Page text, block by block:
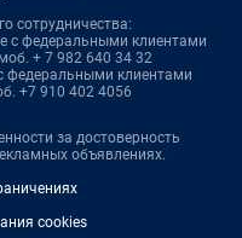
сотрудничества:
с федеральными клиентами
+ 7 982 640 34 32
федеральными клиентами
+7 910 402 4056
за достоверность
объявлениях.
cookies